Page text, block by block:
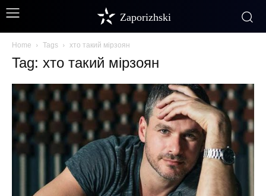
Zaporizhski
Home Tags хто такий мірзоян
Tag: хто такий мірзоян